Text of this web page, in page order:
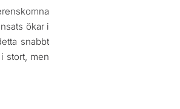
ökar i
snabbt
stort, men